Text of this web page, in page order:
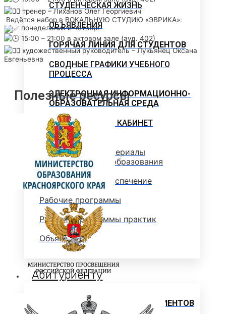
СТУДЕНЧЕСКАЯ ЖИЗНЬ
ОБЪЯВЛЕНИЯ
ГОРЯЧАЯ ЛИНИЯ ДЛЯ СТУДЕНТОВ
СВОДНЫЕ ГРАФИКИ УЧЕБНОГО
ПРОЦЕССА
ЭЛЕКТРОННАЯ ИНФОРМАЦИОННО-
ОБРАЗОВАТЕЛЬНАЯ СРЕДА
МЕТОДИЧЕСКИЙ КАБИНЕТ
Методические материалы
дополнительного образования
Методическое обеспечение
Рабочие программы
Рабочие программы практик
Объявления
Абитуриенту
ИНФОРМАЦИЯ ДЛЯ АБИТУРИЕНТОВ
тренер – Лиханов Олег Георгиевич
Ведётся набор в ВОКАЛЬНУЮ СТУДИЮ «ЭВРИКА»:
понедельник и четверг
15:00 – 21:00 в актовом зале (ауд. 402)
художественный руководитель – Лукьянец Оксана
Евгеньевна
Полезные ресурсы